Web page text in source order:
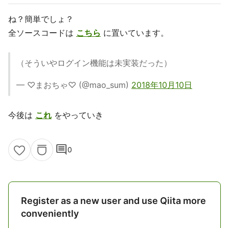
ね？簡単でしょ？
全ソースコードは こちら に置いています。
（そういやログイン機能は未実装だった）
— ♡まおちゃ♡ (@mao_sum) 2018年10月10日
今後は これ をやっていき
comment0
Register as a new user and use Qiita more
conveniently